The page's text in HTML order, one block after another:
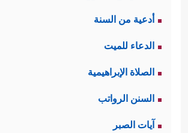
أدعية من السنة
الدعاء للميت
الصلاة الإبراهيمية
السنن الرواتب
آيات الصبر